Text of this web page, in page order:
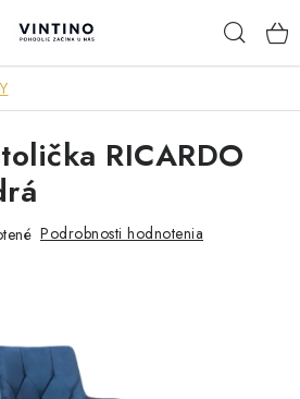
RICARDO
Podrobnosti hodnotenia